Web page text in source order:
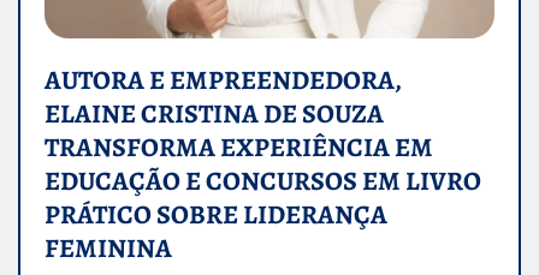
AUTORA E EMPREENDEDORA,
ELAINE CRISTINA DE SOUZA
TRANSFORMA EXPERIÊNCIA EM
EDUCAÇÃO E CONCURSOS EM LIVRO
PRÁTICO SOBRE LIDERANÇA
FEMININA